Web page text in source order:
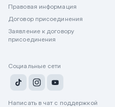
Правовая информация
Договор присоединения
Заявление к договору
присоединения
Социальные сети
Написать в чат с поддержкой